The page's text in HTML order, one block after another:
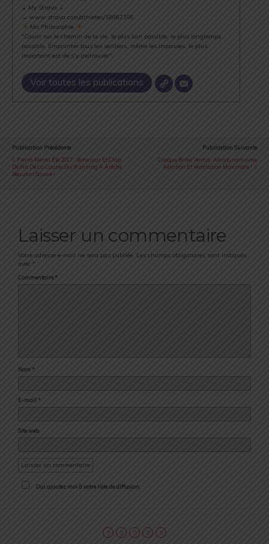
⇣ My Strava ⇣
→ www.strava.com/athletes/18867396
Ma Philosophie
"Courir sur le chemin de la vie, le plus loin possible, le plus longtemps
possible. Emprunter tous les sentiers, même les impasses, le plus
important est de s’y (re)trouver".
Voir toutes les publications
Publication Précédente
Pierra Menta Été 2017 : 3ème Jour Et Clap
De Fin De La Course Sky Running À Arêche
Beaufort Savoie !
Publication Suivante
Casque Briko Ventus : Aérodynamisme,
Aération Et Ventilation Maximale !
Laisser un commentaire
Votre adresse e-mail ne sera pas publiée. Les champs obligatoires sont indiqués
avec *
Commentaire *
Nom *
E-mail *
Site web
Oui, ajoutez moi à votre liste de diffusion.